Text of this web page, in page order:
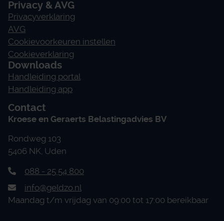
Privacy & AVG
Privacyverklaring
AVG
Cookievoorkeuren instellen
Cookieverklaring
Downloads
Handleiding portal
Handleiding app
Contact
Kroese en Geraerts Belastingadvies BV
Rondweg 103
5406 NK, Uden
088 - 25 54 800
info@geldzo.nl
Maandag t/m vrijdag van 09:00 tot 17:00 bereikbaar